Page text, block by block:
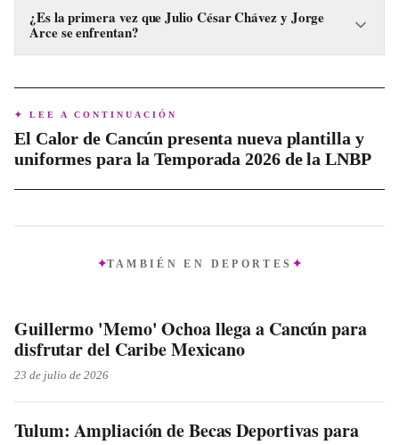
benéfica, enfocado en la lucha contra las adicciones y
generar conciencia sobre el tema.
¿Es la primera vez que Julio César Chávez y Jorge
Arce se enfrentan?
comparten el ring, después de un enfrentamiento previo hace
seis años que también emocionó a los aficionados.
✦ LEE A CONTINUACIÓN
El Calor de Cancún presenta nueva plantilla y
uniformes para la Temporada 2026 de la LNBP
TAMBIÉN EN DEPORTES
Guillermo 'Memo' Ochoa llega a Cancún para
disfrutar del Caribe Mexicano
23 de julio de 2026
Tulum: Ampliación de Becas Deportivas para